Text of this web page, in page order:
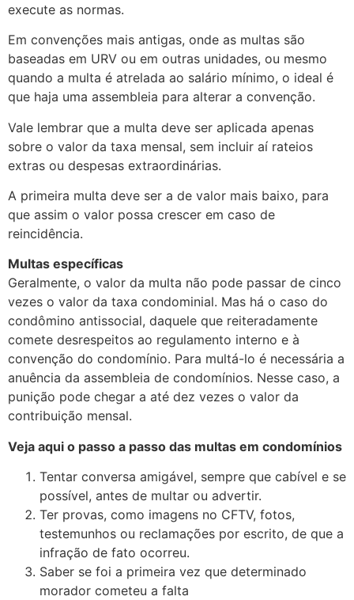
execute as normas.
Em convenções mais antigas, onde as multas são
baseadas em URV ou em outras unidades, ou mesmo
quando a multa é atrelada ao salário mínimo, o ideal é
que haja uma assembleia para alterar a convenção.
Vale lembrar que a multa deve ser aplicada apenas
sobre o valor da taxa mensal, sem incluir aí rateios
extras ou despesas extraordinárias.
A primeira multa deve ser a de valor mais baixo, para
que assim o valor possa crescer em caso de
reincidência.
Multas específicas
Geralmente, o valor da multa não pode passar de cinco
vezes o valor da taxa condominial. Mas há o caso do
condômino antissocial, daquele que reiteradamente
comete desrespeitos ao regulamento interno e à
convenção do condomínio. Para multá-lo é necessária a
anuência da assembleia de condomínios. Nesse caso, a
punição pode chegar a até dez vezes o valor da
contribuição mensal.
Veja aqui o passo a passo das multas em condomínios
Tentar conversa amigável, sempre que cabível e se
possível, antes de multar ou advertir.
Ter provas, como imagens no CFTV, fotos,
testemunhos ou reclamações por escrito, de que a
infração de fato ocorreu.
Saber se foi a primeira vez que determinado
morador cometeu a falta